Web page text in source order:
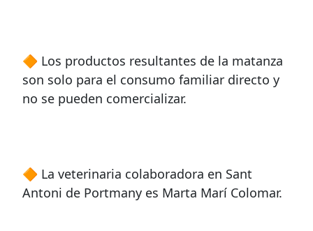
🔶 Los productos resultantes de la matanza
son solo para el consumo familiar directo y
no se pueden comercializar.
🔶 La veterinaria colaboradora en Sant
Antoni de Portmany es Marta Marí Colomar.